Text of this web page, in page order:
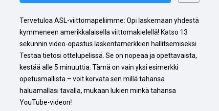
Tervetuloa ASL-viittomapeliimme: Opi laskemaan yhdestä
kymmeneen amerikkalaisella viittomakielellä! Katso 13
sekunnin video-opastus laskentamerkkien hallitsemiseksi.
Testaa tietosi ottelupelissä. Se on nopeaa ja opettavaista,
kestää alle 5 minuuttia. Tämä on vain yksi esimerkki
opetusmallista – voit korvata sen millä tahansa
haluamallasi tavalla, mukaan lukien minkä tahansa
YouTube-videon!